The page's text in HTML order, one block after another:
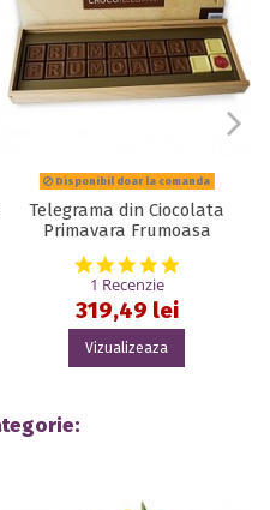
Disponibil doar la comanda
Telegrama din Ciocolata
Primavara Frumoasa
5.0 star
1 Recenzie
319,49 lei
Vizualizeaza